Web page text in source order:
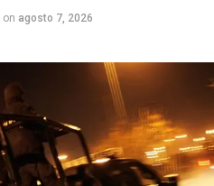
on agosto 7, 2026